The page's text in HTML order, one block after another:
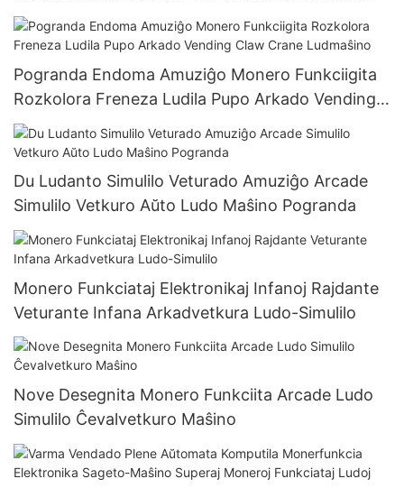
Granda Plenkreska Ungega Maŝino
Pogranda Endoma Amuziĝo Monero Funkciigita
Rozkolora Freneza Ludila Pupo Arkado Vending
Claw Crane Ludmaŝino
Du Ludanto Simulilo Veturado Amuziĝo Arcade
Simulilo Vetkuro Aŭto Ludo Maŝino Pogranda
Monero Funkciataj Elektronikaj Infanoj Rajdante
Veturante Infana Arkadvetkura Ludo-Simulilo
Nove Desegnita Monero Funkciita Arcade Ludo
Simulilo Ĉevalvetkuro Maŝino